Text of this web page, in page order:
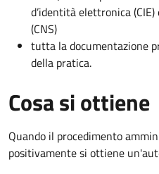
d’identità elettronica
(CNS)
tutta la documentazione
della pratica.
Cosa si ottiene
Quando il procedimento
positivamente si ottiene